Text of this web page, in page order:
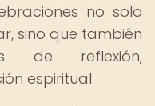
no solo
sino que también
de reflexión,
espiritual.